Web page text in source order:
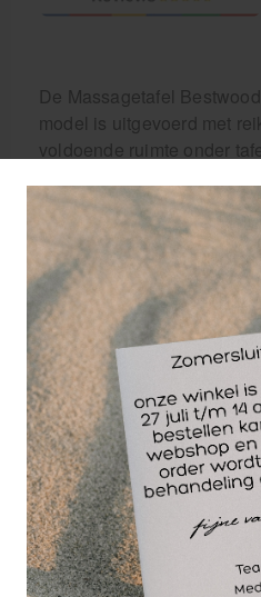
De Massagetafel
model is uitgevoerd met
voldoende ruimte onder
bij het openen van de
lichte opklap en
die door zijn ovale en
uitstraling heeft en veel
tafel aan de masseur biedt.
De massagetafel heeft;
- Een afsluitbare
- Verstelbare poten
- Verstelbaar ruggedeelte
- Reiki panelen, extra
tafel kwijt te kunnen
Is geheel compleet
- Professionele Softtouch